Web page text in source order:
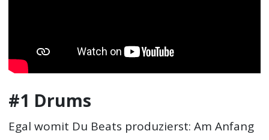
#1 Drums
Egal womit Du Beats produzierst: Am Anfang